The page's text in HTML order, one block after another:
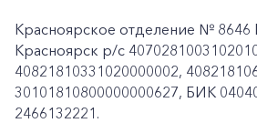
Красноярское отделение №
Красноярск p/c
40821810331020000002,
30101810800000000627, БИК
2466132221.